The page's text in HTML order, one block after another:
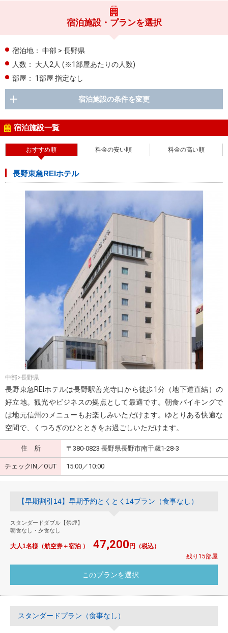
宿泊施設・プランを選択
宿泊地： 中部 > 長野県
人数：
大人2人 (※1部屋あたりの人数)
部屋：
1部屋 指定なし
宿泊施設の条件を変更
宿泊施設一覧
おすすめ順 料金の安い順 料金の高い順
長野東急REIホテル
中部>長野県
長野東急REIホテルは長野駅善光寺口から徒歩1分（地下道直結）の
好立地。観光やビジネスの拠点として最適です。朝食バイキングで
は地元信州のメニューもお楽しみいただけます。ゆとりある快適な
空間で、くつろぎのひとときをお過ごしいただけます。
住 所 〒380-0823 長野県長野市南千歳1-28-3
チェックIN／OUT 15:00／10:00
【早期割引14】早期予約とくとく14プラン（食事なし）
スタンダードダブル【禁煙】
朝食なし・夕食なし
大人1名様（航空券＋宿泊 ） 47,200円（税込）
残り15部屋
スタンダードプラン（食事なし）